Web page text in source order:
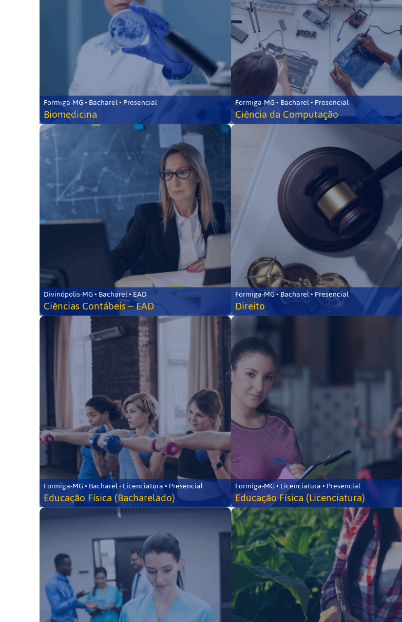
Formiga-MG • Bacharel • Presencial
Biomedicina
Formiga-MG • Bacharel • Presencial
Ciência da Computação
Divinópolis-MG • Bacharel • EAD
Ciências Contábeis – EAD
Formiga-MG • Bacharel • Presencial
Direito
Formiga-MG • Bacharel - Licenciatura • Presencial
Educação Física (Bacharelado)
Formiga-MG • Licenciatura • Presencial
Educação Física (Licenciatura)